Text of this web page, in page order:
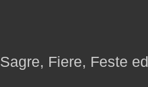
Sagre, Fiere, Feste